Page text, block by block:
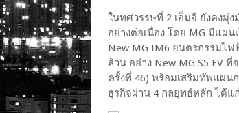
ในทศวรรษที่ 2 เอ็มจี ยังคง
อย่างต่อเนื่อง โดย MG มีแผ
New MG IM6 ยนตรกรรมไ
ล้วน อย่าง New MG S5 EV
ครั้งที่ 46) พร้อมเสริมทัพแผ
ธุรกิจผ่าน 4 กลยุทธ์หลัก ได้แก่